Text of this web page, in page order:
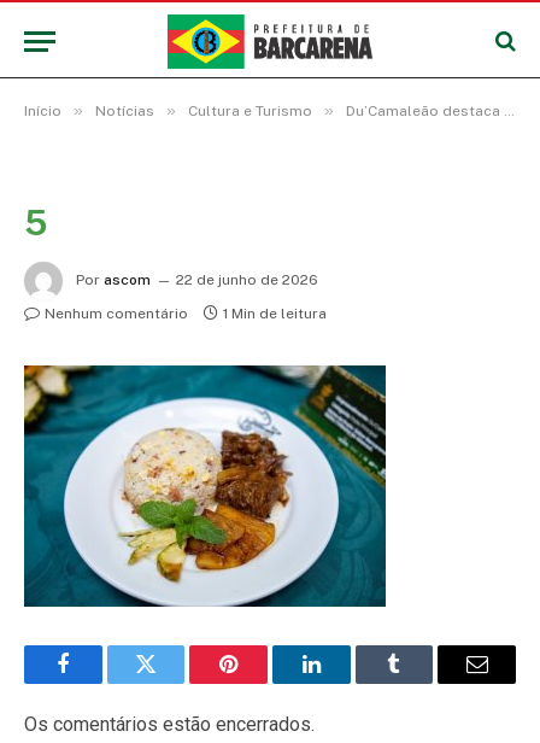
Início » Notícias » Cultura e Turismo » Du’Camaleão destaca a cultura Barcarenense com dois pratos no Concurso Gastronômico do Festival do Abacaxi
5
Por ascom
22 de junho de 2026
Nenhum comentário
1 Min de leitura
FacebookTwitter Pinterest LinkedInTumblr
E-
Os comentários estão encerrados.